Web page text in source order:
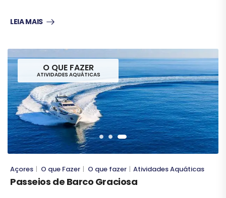
LEIA MAIS
O QUE FAZER
ATIVIDADES AQUÁTICAS
Açores | O que Fazer | O que fazer | Atividades Aquáticas
Passeios de Barco Graciosa